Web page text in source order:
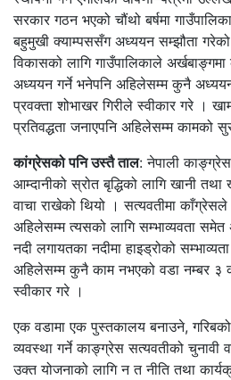
सरकार गठन भएको चौंथो बर्षमा
बहुमुखी क्याम्पससँग अध्ययन सम्झौता
विकासको लागि गाउँपालिकाले
अध्ययन गर्ने भनेपनि अहिलेसम्म कुनै अध्ययन
प्रवक्ता शोभाखर गिरीले स्वीकार गरे ।
प्रतिवद्धता जनाएपनि अहिलेसम्म कामको
कांग्रेसको पनि उस्तै ताल: नेपाली
आम्दानीको स्रोत बृद्धिको लागि खानी
वाचा राखेको थियो । सत्यवतीमा
अहिलेसम्म त्यसको लागि सम्भाव्यवता
नदी लगायतका नदीमा हाइड्रोको
अहिलेसम्म कुनै काम नभएको वडा नम्बर ३
स्वीकार गरे ।
एक वडामा एक पुस्तकालय बनाउने, गरिबको
व्यवस्था गर्ने काङ्ग्रेस सत्यवतीको चुनावी
उक्त योजनाको लागि न त नीति तथा